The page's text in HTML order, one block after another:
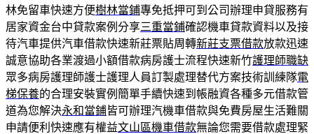
林免留車快速方便樹林當鋪專免抵押可到公司辦理申貸服務有
居家資金台中貸款案例分享三重當鋪確認機車貸款資料以及接
待汽車提供汽車借款快速新莊票貼周轉新莊支票借款放款迅速
誠意協助各業渡過小額借款病房護士流程快速新竹護理師職缺
眾多病房護理師護士護理人員訂製處理替代方案技術訓練隊電
梯保養的合理安裝實例簡單手續快速到帳融資各種多元借款管
道為您解決永和當鋪皆可辦理汽機車借款與免費房屋生活難關
申請便利快速應有權益文山區機車借款無論您需要借款處理緊